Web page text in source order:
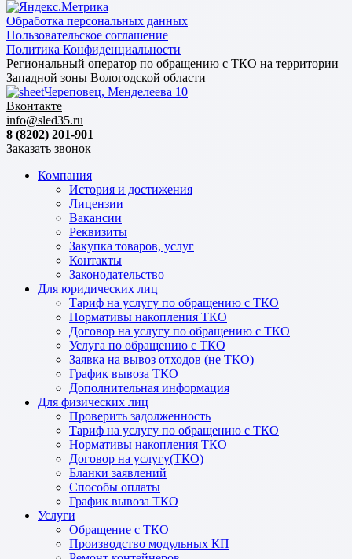
Обработка персональных данных
Пользовательское соглашение
Политика Конфиденциальности
Региональный оператор по обращению с ТКО на территории
Западной зоны Вологодской области
Череповец, Менделеева 10
Вконтакте
info@sled35.ru
8 (8202) 201-901
Заказать звонок
Компания
История и достижения
Лицензии
Вакансии
Реквизиты
Закупка товаров, услуг
Контакты
Законодательство
Для юридических лиц
Тариф на услугу по обращению с ТКО
Нормативы накопления ТКО
Договор на услугу по обращению с ТКО
Услуга по обращению с ТКО
Заявка на вывоз отходов (не ТКО)
График вывоза ТКО
Дополнительная информация
Для физических лиц
Проверить задолженность
Тариф на услугу по обращению с ТКО
Нормативы накопления ТКО
Договор на услугу(ТКО)
Бланки заявлений
Способы оплаты
График вывоза ТКО
Услуги
Обращение с ТКО
Производство модульных КП